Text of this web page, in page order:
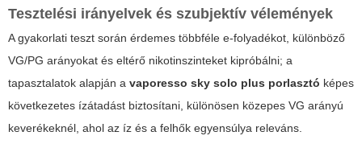
Tesztelési irányelvek és szubjektív vélemények
A gyakorlati teszt során érdemes többféle e-folyadékot, különböző
VG/PG arányokat és eltérő nikotinszinteket kipróbálni; a
tapasztalatok alapján a vaporesso sky solo plus porlasztó képes
következetes ízátadást biztosítani, különösen közepes VG arányú
keverékeknél, ahol az íz és a felhők egyensúlya releváns.